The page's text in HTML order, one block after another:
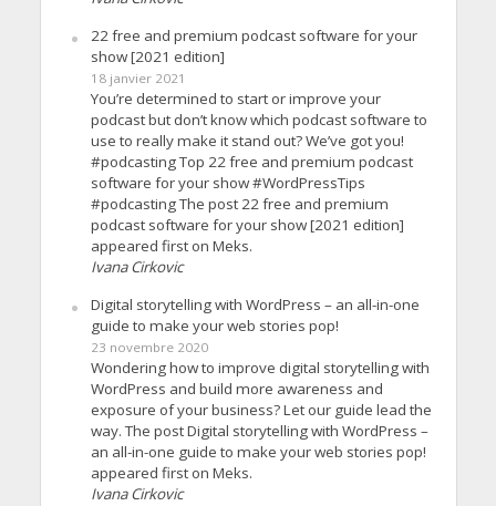
22 free and premium podcast software for your
show [2021 edition]
18 janvier 2021
You’re determined to start or improve your
podcast but don’t know which podcast software to
use to really make it stand out? We’ve got you!
#podcasting Top 22 free and premium podcast
software for your show #WordPressTips
#podcasting The post 22 free and premium
podcast software for your show [2021 edition]
appeared first on Meks.
Ivana Cirkovic
Digital storytelling with WordPress – an all-in-one
guide to make your web stories pop!
23 novembre 2020
Wondering how to improve digital storytelling with
WordPress and build more awareness and
exposure of your business? Let our guide lead the
way. The post Digital storytelling with WordPress –
an all-in-one guide to make your web stories pop!
appeared first on Meks.
Ivana Cirkovic